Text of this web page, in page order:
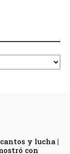
y lucha |
con